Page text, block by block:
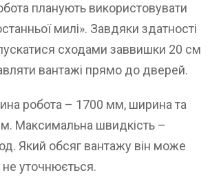
планують використовувати
милі». Завдяки здатності
сходами заввишки 20 см
вантажі прямо до дверей.
робота – 1700 мм, ширина та
Максимальна швидкість –
Який обсяг вантажу він може
не уточнюється.